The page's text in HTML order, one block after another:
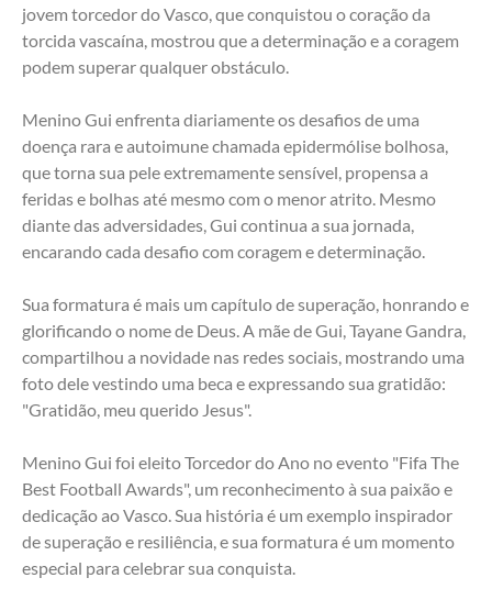
jovem torcedor do Vasco, que conquistou o coração da
torcida vascaína, mostrou que a determinação e a coragem
podem superar qualquer obstáculo.
Menino Gui enfrenta diariamente os desafios de uma
doença rara e autoimune chamada epidermólise bolhosa,
que torna sua pele extremamente sensível, propensa a
feridas e bolhas até mesmo com o menor atrito. Mesmo
diante das adversidades, Gui continua a sua jornada,
encarando cada desafio com coragem e determinação.
Sua formatura é mais um capítulo de superação, honrando e
glorificando o nome de Deus. A mãe de Gui, Tayane Gandra,
compartilhou a novidade nas redes sociais, mostrando uma
foto dele vestindo uma beca e expressando sua gratidão:
"Gratidão, meu querido Jesus".
Menino Gui foi eleito Torcedor do Ano no evento "Fifa The
Best Football Awards", um reconhecimento à sua paixão e
dedicação ao Vasco. Sua história é um exemplo inspirador
de superação e resiliência, e sua formatura é um momento
especial para celebrar sua conquista.